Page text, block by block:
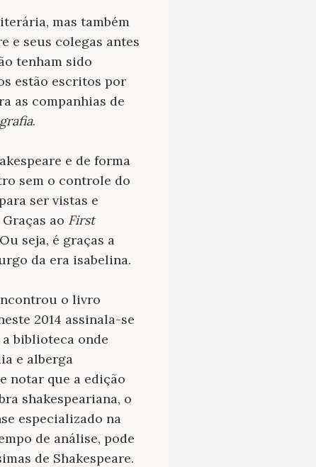
mas também
e seus colegas antes
tenham sido
estão escritos por
as companhias de
.
e de forma
sem o controle do
ser vistas e
ao First
seja, é graças a
da era isabelina.
o livro
2014 assinala-se
a biblioteca onde
e alberga
notar que a edição
shakespeariana, o
especializado na
de análise, pode
de Shakespeare.